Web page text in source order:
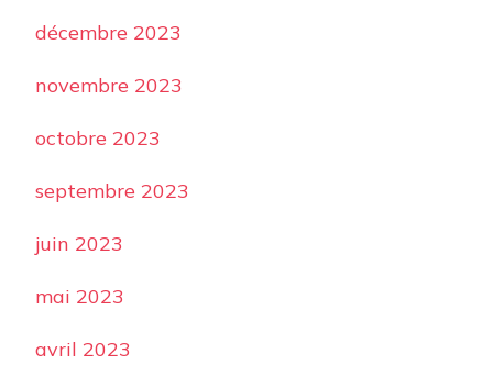
décembre 2023
novembre 2023
octobre 2023
septembre 2023
juin 2023
mai 2023
avril 2023